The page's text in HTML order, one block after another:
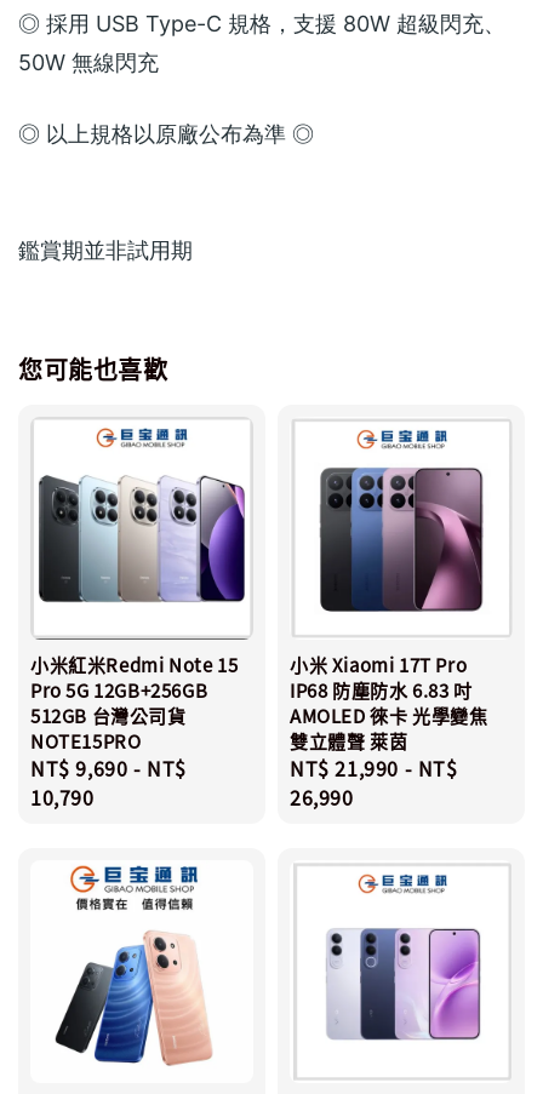
◎ 採用 USB Type-C 規格，支援 80W 超級閃充、
50W 無線閃充
◎ 以上規格以原廠公布為準 ◎
鑑賞期並非試用期
您可能也喜歡
小米紅米Redmi Note 15
Pro 5G 12GB+256GB
512GB 台灣公司貨
NOTE15PRO
Regular
price
NT$ 9,690 - NT$
10,790
小米 Xiaomi 17T Pro
IP68 防塵防水 6.83 吋
AMOLED 徠卡 光學變焦
雙立體聲 萊茵
Regular
price
NT$ 21,990 - NT$
26,990